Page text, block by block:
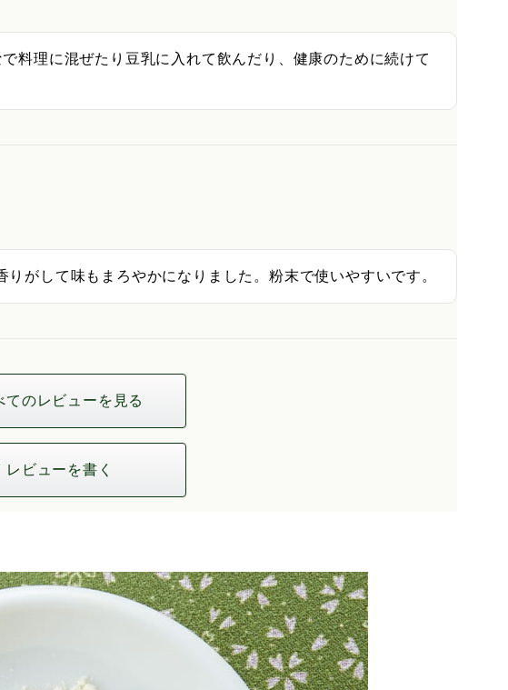
料理に混ぜたり豆乳に入れて飲んだり、健康のために続けて
がして味もまろやかになりました。粉末で使いやすいです。
てのレビューを見る
レビューを書く